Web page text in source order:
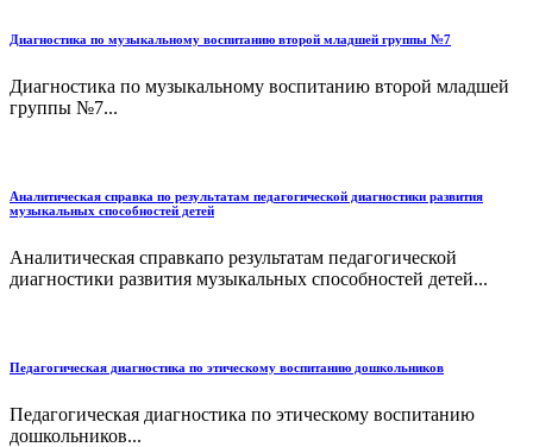
Диагностика по музыкальному воспитанию второй младшей группы №7
Диагностика по музыкальному воспитанию второй младшей
группы №7...
Аналитическая справка по результатам педагогической диагностики развития
музыкальных способностей детей
Аналитическая справкапо результатам педагогической
диагностики развития музыкальных способностей детей...
Педагогическая диагностика по этическому воспитанию дошкольников
Педагогическая диагностика по этическому воспитанию
дошкольников...